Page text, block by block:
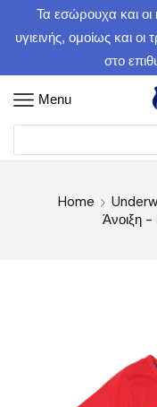
Τα εσώρουχα και οι
υγιεινής, ομοίως και
στο
Menu
Home
Άνοιξη -